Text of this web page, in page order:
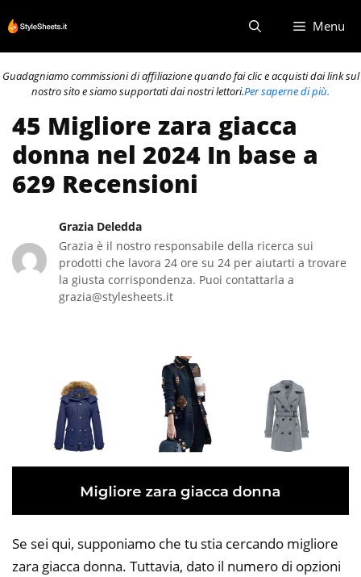
al
contenuto
Menu
Guadagniamo commissioni di affiliazione quando fai clic e acquisti dai link sul
nostro sito e siamo supportati dai nostri lettori.Per saperne di più.
45 Migliore zara giacca
donna nel 2024 In base a
629 Recensioni
Grazia Deledda
Grazia è il nostro responsabile della ricerca sui
prodotti che lavora 24 ore su 24 per aiutarti a trovare
la giusta corrispondenza. Puoi contattarla a
grazia@stylesheets.it
Se sei qui, supponiamo che tu stia cercando migliore
zara giacca donna. Tuttavia, dato il numero di opzioni